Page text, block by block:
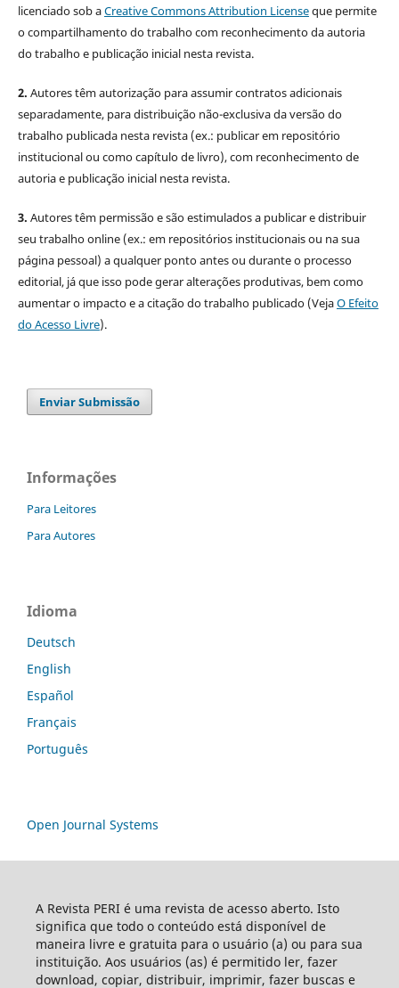
licenciado sob aCreative Commons Attribution Licenseque permite
o compartilhamento do trabalho com reconhecimento da autoria
do trabalho e publicação inicial nesta revista.
2. Autores têm autorização para assumir contratos adicionais
separadamente, para distribuição não-exclusiva da versão do
trabalho publicada nesta revista (ex.: publicar em repositório
institucional ou como capítulo de livro), com reconhecimento de
autoria e publicação inicial nesta revista.
3. Autores têm permissão e são estimulados a publicar e distribuir
seu trabalho online (ex.: em repositórios institucionais ou na sua
página pessoal) a qualquer ponto antes ou durante o processo
editorial, já que isso pode gerar alterações produtivas, bem como
aumentar o impacto e a citação do trabalho publicado (VejaO Efeito
do Acesso Livre).
Enviar Submissão
Informações
Para Leitores
Para Autores
Idioma
Deutsch
English
Español
Français
Português
Open Journal Systems
A Revista PERI é uma revista de acesso aberto. Isto
significa que todo o conteúdo está disponível de
maneira livre e gratuita para o usuário (a) ou para sua
instituição. Aos usuários (as) é permitido ler, fazer
download, copiar, distribuir, imprimir, fazer buscas e